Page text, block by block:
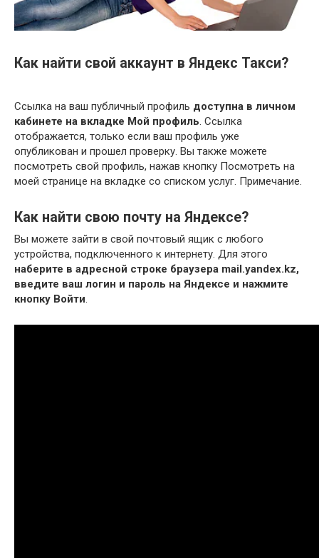
Как найти свой аккаунт в Яндекс Такси?
Ссылка на ваш публичный профиль доступна в личном
кабинете на вкладке Мой профиль. Ссылка
отображается, только если ваш профиль уже
опубликован и прошел проверку. Вы также можете
посмотреть свой профиль, нажав кнопку Посмотреть на
моей странице на вкладке со списком услуг. Примечание.
Как найти свою почту на Яндексе?
Вы можете зайти в свой почтовый ящик с любого
устройства, подключенного к интернету. Для этого
наберите в адресной строке браузера mail.yandex.kz,
введите ваш логин и пароль на Яндексе и нажмите
кнопку Войти.